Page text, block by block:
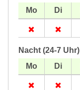
Nacht (24-7 Uhr)